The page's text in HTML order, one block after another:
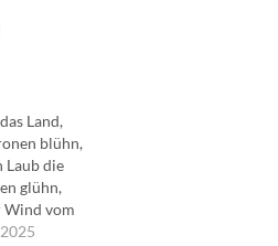
Land,
blühn,
Laub die
glühn,
Wind vom
weht,